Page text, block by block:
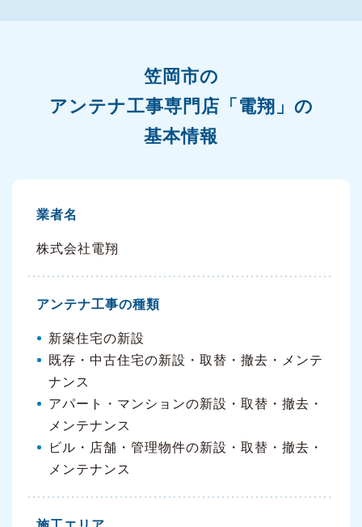
笠岡市の
アンテナ工事専門店「電翔」の
基本情報
業者名
株式会社電翔
アンテナ工事の種類
新築住宅の新設
既存・中古住宅の新設・取替・撤去・メンテ
ナンス
アパート・マンションの新設・取替・撤去・
メンテナンス
ビル・店舗・管理物件の新設・取替・撤去・
メンテナンス